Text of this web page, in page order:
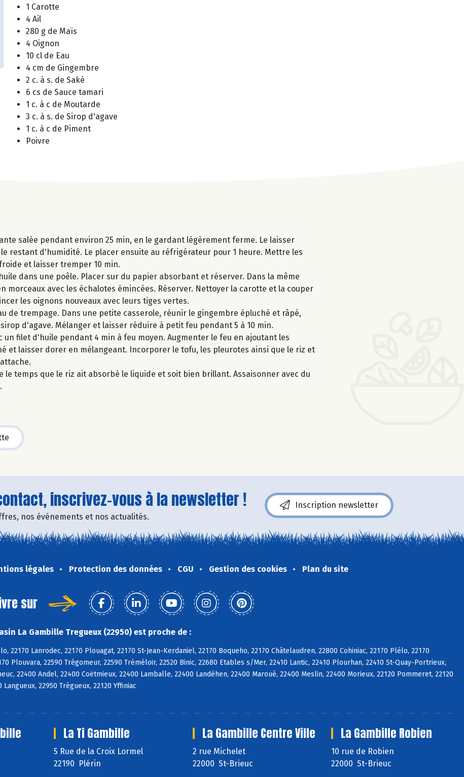
1 Carotte
4 Ail
280 g de Maïs
4 Oignon
10 cl de Eau
4 cm de Gingembre
2 c. à s. de Saké
6 cs de Sauce tamari
1 c. à c de Moutarde
3 c. à s. de Sirop d'agave
1 c. à c de Piment
Poivre
salée pendant environ 25 min, en le gardant légèrement ferme. Le laisser
restant d'humidité. Le placer ensuite au réfrigérateur pour 1 heure. Mettre les
et laisser tremper 10 min.
dans une poêle. Placer sur du papier absorbant et réserver. Dans la même
morceaux avec les échalotes émincées. Réserver. Nettoyer la carotte et la couper
les oignons nouveaux avec leurs tiges vertes.
de trempage. Dans une petite casserole, réunir le gingembre épluché et râpé,
d'agave. Mélanger et laisser réduire à petit feu pendant 5 à 10 min.
filet d'huile pendant 4 min à feu moyen. Augmenter le feu en ajoutant les
et laisser dorer en mélangeant. Incorporer le tofu, les pleurotes ainsi que le riz et
le temps que le riz ait absorbé le liquide et soit bien brillant. Assaisonner avec du
inscrivez-vous à la newsletter !
nos événements et nos actualités.
Inscription newsletter
légales Protection des données CGU Gestion des cookies Plan du site
sur
La Gambille Tregueux (22950) est proche de :
22170 Lanrodec, 22170 Plouagat, 22170 St-Jean-Kerdaniel, 22170 Boqueho, 22170 Châtelaudren, 22800 Cohiniac, 22170 Plélo, 22170
Plouvara, 22590 Trégomeur, 22590 Tréméloir, 22520 Binic, 22680 Etables s/Mer, 22410 Lantic, 22410 Plourhan, 22410 St-Quay-Portrieux,
22400 Andel, 22400 Coëtmieux, 22400 Lamballe, 22400 Landéhen, 22400 Maroué, 22400 Meslin, 22400 Morieux, 22120 Pommeret, 22120
Langueux, 22950 Trégueux, 22120 Yffiniac
La Ti Gambille
5 Rue de la Croix Lormel
22190 Plérin
La Gambille Centre Ville
2 rue Michelet
22000 St-Brieuc
La Gambille Robien
10 rue de Robien
22000 St-Brieuc